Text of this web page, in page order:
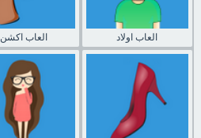
العاب اكشن العاب اولاد